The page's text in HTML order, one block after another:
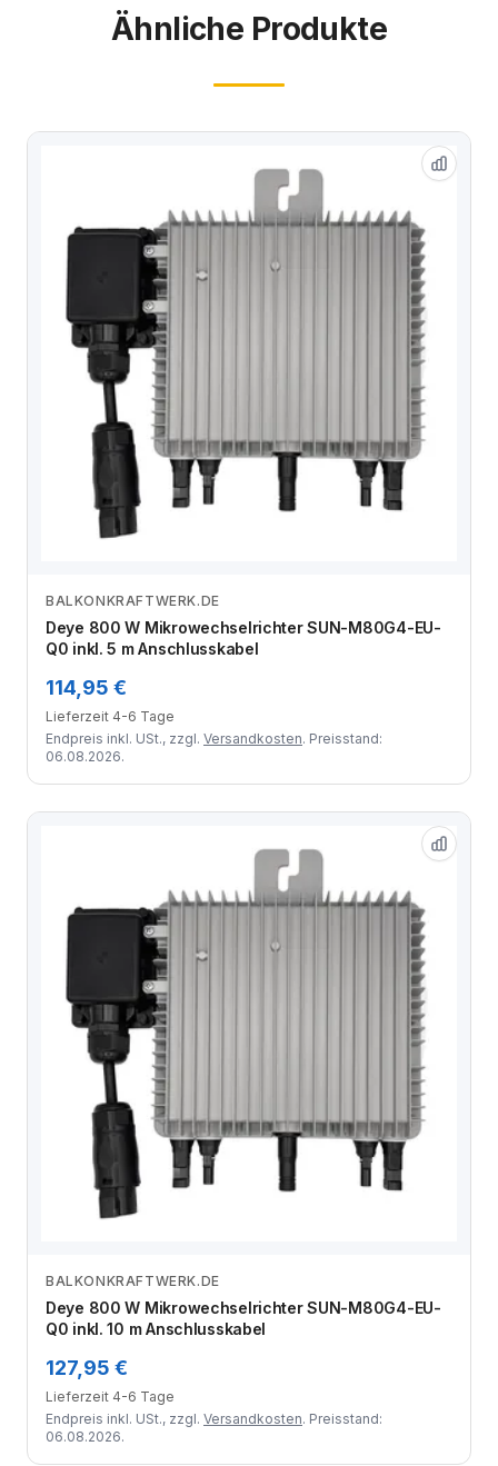
Ähnliche Produkte
Zum Angebot
BALKONKRAFTWERK.DE
Deye 800 W Mikrowechselrichter SUN-M80G4-EU-
Q0 inkl. 5 m Anschlusskabel
114,95 €
Lieferzeit 4-6 Tage
Endpreis inkl. USt., zzgl. Versandkosten. Preisstand:
06.08.2026.
Zum Angebot
BALKONKRAFTWERK.DE
Deye 800 W Mikrowechselrichter SUN-M80G4-EU-
Q0 inkl. 10 m Anschlusskabel
127,95 €
Lieferzeit 4-6 Tage
Endpreis inkl. USt., zzgl. Versandkosten. Preisstand:
06.08.2026.